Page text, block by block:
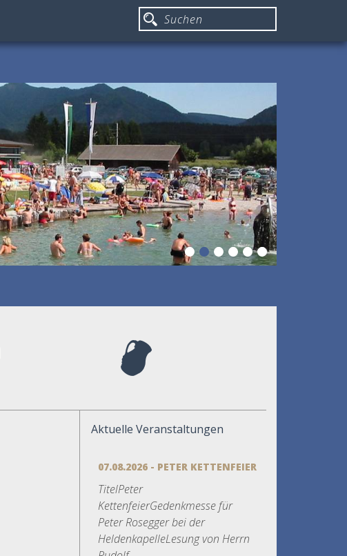
Aktuelle Veranstaltungen
07.08.2026 - PETER KETTENFEIER
TitelPeter
KettenfeierGedenkmesse für
Peter Rosegger bei der
HeldenkapelleLesung von Herrn